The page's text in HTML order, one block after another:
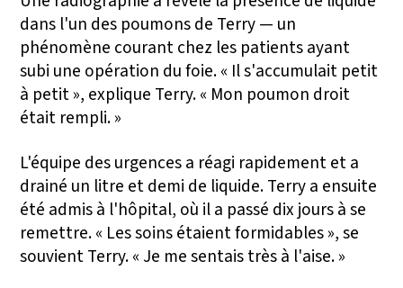
dans l'un des poumons de Terry — un
phénomène courant chez les patients ayant
subi une opération du foie. « Il s'accumulait petit
à petit », explique Terry. « Mon poumon droit
était rempli. »
L'équipe des urgences a réagi rapidement et a
drainé un litre et demi de liquide. Terry a ensuite
été admis à l'hôpital, où il a passé dix jours à se
remettre. « Les soins étaient formidables », se
souvient Terry. « Je me sentais très à l'aise. »